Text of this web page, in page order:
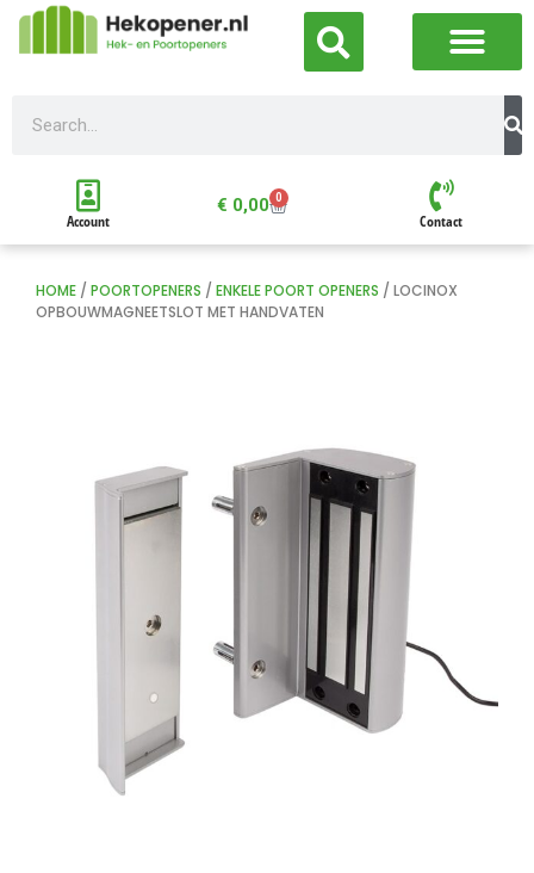
Account
€ 0,00 0
Contact
HOME / POORTOPENERS / ENKELE POORT OPENERS / LOCINOX
OPBOUWMAGNEETSLOT MET HANDVATEN